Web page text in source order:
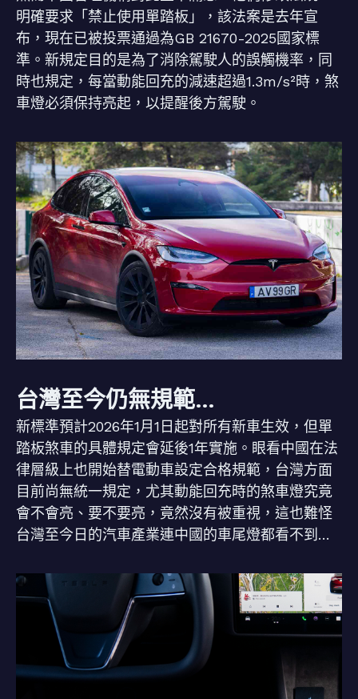
明確要求「禁止使用單踏板」，該法案是去年宣
布，現在已被投票通過為GB 21670-2025國家標
準。新規定目的是為了消除駕駛人的誤觸機率，同
時也規定，每當動能回充的減速超過1.3m/s²時，煞
車燈必須保持亮起，以提醒後方駕駛。
台灣至今仍無規範…
新標準預計2026年1月1日起對所有新車生效，但單
踏板煞車的具體規定會延後1年實施。眼看中國在法
律層級上也開始替電動車設定合格規範，台灣方面
目前尚無統一規定，尤其動能回充時的煞車燈究竟
會不會亮、要不要亮，竟然沒有被重視，這也難怪
台灣至今日的汽車產業連中國的車尾燈都看不到…